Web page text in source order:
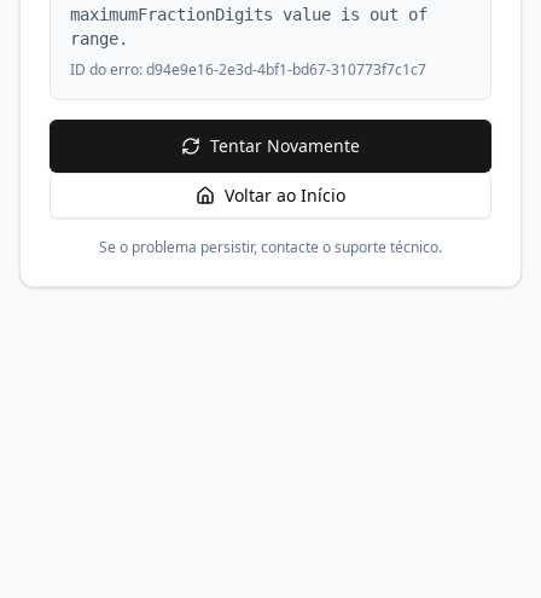
maximumFractionDigits value is out of
range.
ID do erro:d94e9e16-2e3d-4bf1-bd67-310773f7c1c7
Tentar Novamente
Voltar ao Início
Se o problema persistir, contacte o suporte técnico.